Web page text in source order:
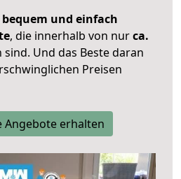
bequem und einfach
, die innerhalb von nurca.
sind. Und das Beste daran
Preisen
Angebote erhalten